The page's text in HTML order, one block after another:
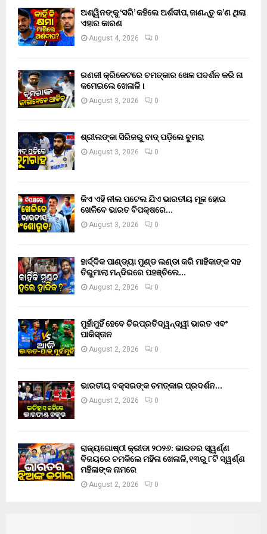
ଅଶ୍ୱିନଙ୍କୁ ‘ସରି’ କହିଲେ ଅର୍ଶଦୀପ, ଜାଣନ୍ତୁ କ’ଣ ଥିଲା
ଏହାର କାରଣ
August 4, 2026 0
ରଣଜୀ କ୍ରିକେଟରେ ଚମତ୍କାର ଖେଳ ପଦର୍ଶନ କରି ନା
କମେଇଲେ ଖେଳାଳି ।
August 3, 2026 0
ଶ୍ରୀଲଙ୍କା ସିରିଜରୁ ବାଦ୍ ପଡ଼ିଲେ ବୁମରା
August 3, 2026 0
କିଏ ଏହି ନୀଲ ପଟେଲ ଯିଏ ଭାରତୀୟ ମୂଳ ହୋଇ
ଖେଳିବେ ଭାରତ ବିପକ୍ଷରେ…
August 3, 2026 0
ହାର୍ଦ୍ଦିକ ପାଣ୍ଡ୍ୟା ମୁଣ୍ଡ ଲଣ୍ଡା କରି ମାହିକାଙ୍କ ସହ
ତିରୁମାଲା ମନ୍ଦିରରେ ପହଞ୍ଚିଲେ…
August 2, 2026 0
ମୁହାଁମୁହିଁ ହେବେ ଚିରପ୍ରତିଦ୍ୱନ୍ଦ୍ୱୀ ଭାରତ ଏବଂ
ପାକିସ୍ତାନ
August 2, 2026 0
ଭାରତୀୟ ବକ୍ସରଙ୍କ ଚମତ୍କାର ପ୍ରଦର୍ଶନ…
August 2, 2026 0
ରାଜ୍ୟଗୋଷ୍ଠୀ କ୍ରୀଡା ୨୦୨୬: ଭାରତର ସ୍ୱର୍ଣ୍ଣ
ବିଜୟରେ ଚମକିଲେ ମହିଳା ଖେଳାଳି, ୧୩ରୁ ୮ଟି ସ୍ୱର୍ଣ୍ଣ
ମହିଳାଙ୍କ ନାମରେ
August 2, 2026 0